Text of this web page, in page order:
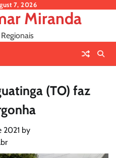
7, 2026
Miranda
(TO) faz
2021 by